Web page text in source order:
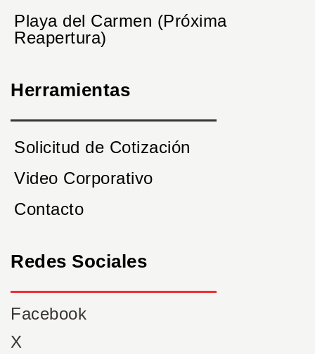
Playa del Carmen (Próxima
Reapertura)
Herramientas
Solicitud de Cotización
Video Corporativo
Contacto
Redes Sociales
Facebook
X